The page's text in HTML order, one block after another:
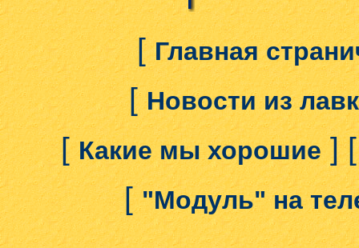
[Главная
[Новости из
[Какие мы хорошие]
["Модуль" на